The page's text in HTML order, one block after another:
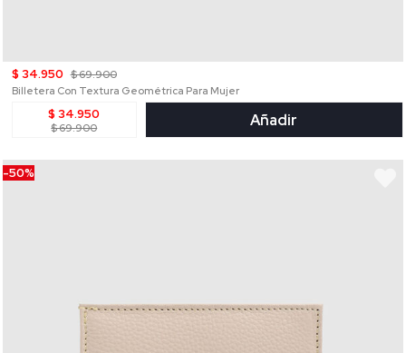
$ 34.950 $ 69.900
Billetera Con Textura Geométrica Para Mujer
$ 34.950
$ 69.900 Añadir
-50%